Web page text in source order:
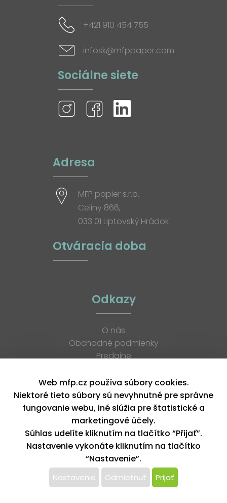
+421 910 454 755
infosk@mfppaper.com
Sociálne siete
Adresa
MFP papier s.r.o.
Celiny 866,
033 01 Liptovský Hrádok
Otváracia doba
Odkazy
O nás
Obchodné podmienky
Predajne
K stiahnutiu
Blog
Kontakt
Kariéra
XML feed
Copyright © 2026, MFP paper s. r. o. | Všetky práva vyhradené
design by MFP
Tento web používa k poskytovaniu služieb,
Web mfp.cz používa súbory cookies.
Niektoré tieto súbory sú nevyhnutné pre správne
fungovanie webu, iné slúžia pre štatistické a
marketingové účely.
Súhlas udelíte kliknutím na tlačítko “Přijať”.
Nastavenie vykonáte kliknutím na tlačítko
“Nastavenie”.
Nastavenie Odmietnuť Prijať